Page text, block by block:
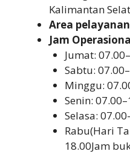
Kalimantan
Area
Jam
Jumat:
Sabtu:
Minggu:
Senin:
Selasa:
Rabu(Hari
18.00Jam